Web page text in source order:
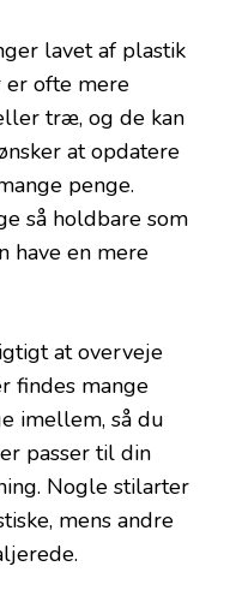
lavet af plastik
er ofte mere
træ, og de kan
at opdatere
penge.
så holdbare som
have en mere
at overveje
findes mange
imellem, så du
passer til din
Nogle stilarter
mens andre